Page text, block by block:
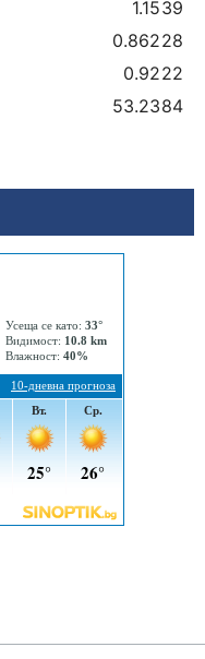
1.1539
0.86228
0.9222
53.2384